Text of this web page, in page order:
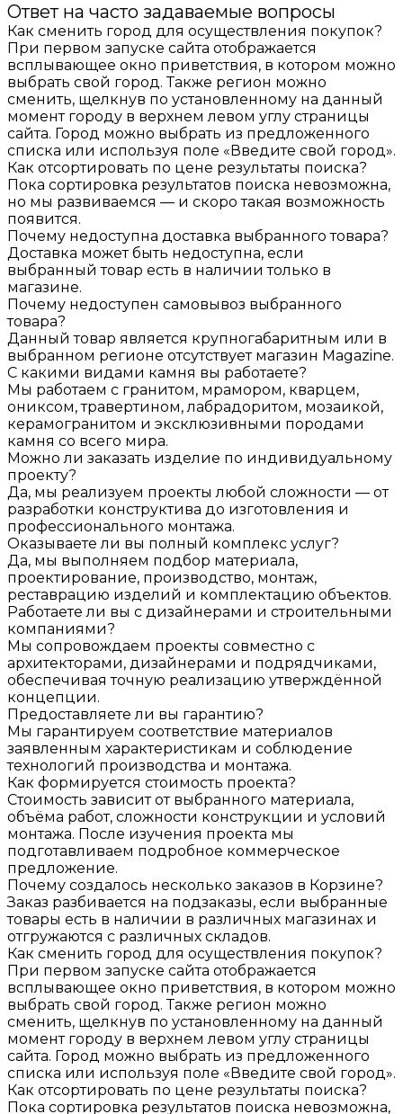
Ответ на часто задаваемые вопросы
Как сменить город для осуществления покупок?
При первом запуске сайта отображается
всплывающее окно приветствия, в котором можно
выбрать свой город. Также регион можно
сменить, щелкнув по установленному на данный
момент городу в верхнем левом углу страницы
сайта. Город можно выбрать из предложенного
списка или используя поле «Введите свой город».
Как отсортировать по цене результаты поиска?
Пока сортировка результатов поиска невозможна,
но мы развиваемся — и скоро такая возможность
появится.
Почему недоступна доставка выбранного товара?
Доставка может быть недоступна, если
выбранный товар есть в наличии только в
магазине.
Почему недоступен самовывоз выбранного
товара?
Данный товар является крупногабаритным или в
выбранном регионе отсутствует магазин Magazine.
С какими видами камня вы работаете?
Мы работаем с гранитом, мрамором, кварцем,
ониксом, травертином, лабрадоритом, мозаикой,
керамогранитом и эксклюзивными породами
камня со всего мира.
Можно ли заказать изделие по индивидуальному
проекту?
Да, мы реализуем проекты любой сложности — от
разработки конструктива до изготовления и
профессионального монтажа.
Оказываете ли вы полный комплекс услуг?
Да, мы выполняем подбор материала,
проектирование, производство, монтаж,
реставрацию изделий и комплектацию объектов.
Работаете ли вы с дизайнерами и строительными
компаниями?
Мы сопровождаем проекты совместно с
архитекторами, дизайнерами и подрядчиками,
обеспечивая точную реализацию утверждённой
концепции.
Предоставляете ли вы гарантию?
Мы гарантируем соответствие материалов
заявленным характеристикам и соблюдение
технологий производства и монтажа.
Как формируется стоимость проекта?
Стоимость зависит от выбранного материала,
объёма работ, сложности конструкции и условий
монтажа. После изучения проекта мы
подготавливаем подробное коммерческое
предложение.
Почему создалось несколько заказов в Корзине?
Заказ разбивается на подзаказы, если выбранные
товары есть в наличии в различных магазинах и
отгружаются с различных складов.
Как сменить город для осуществления покупок?
При первом запуске сайта отображается
всплывающее окно приветствия, в котором можно
выбрать свой город. Также регион можно
сменить, щелкнув по установленному на данный
момент городу в верхнем левом углу страницы
сайта. Город можно выбрать из предложенного
списка или используя поле «Введите свой город».
Как отсортировать по цене результаты поиска?
Пока сортировка результатов поиска невозможна,